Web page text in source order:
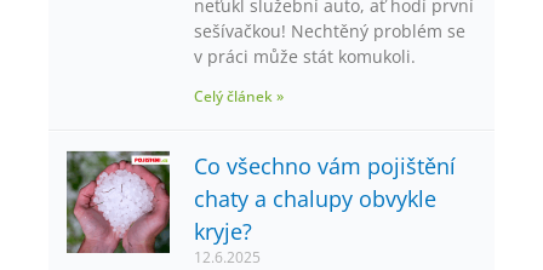
neťukl služební auto, ať hodí první
sešívačkou! Nechtěný problém se
v práci může stát komukoli.
Celý článek »
Co všechno vám pojištění
chaty a chalupy obvykle
kryje?
12.6.2025